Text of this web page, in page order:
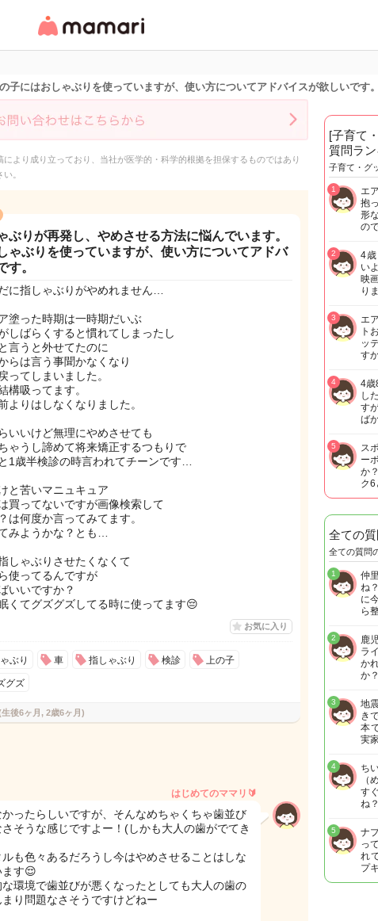
リ・情報サイト
にはおしゃぶりを使っていますが、使い方についてアドバイスが欲しいです。
より成り立っており、当社が医学的・科学的根拠を担保するものではあり
。
ぶりが再発し、やめさせる方法に悩んでいます。
ゃぶりを使っていますが、使い方についてアドバ
す。
に指しゃぶりがやめれません…
塗った時期は一時期だいぶ
しばらくすると慣れてしまったし
言うと外せてたのに
らは言う事聞かなくなり
ってしまいました。
構吸ってます。
よりはしなくなりました。
いいけど無理にやめさせても
ゃうし諦めて将来矯正するつもりで
1歳半検診の時言われてチーンです…
と苦いマニュキュア
買ってないですが画像検索して
は何度か言ってみてます。
みようかな？とも…
しゃぶりさせたくなくて
使ってるんですが
いいですか？
くてグズグズしてる時に使ってます😔
お気に入り
ぶり 車 指しゃぶり 検診 上の子
グズ
生後6ヶ月, 2歳6ヶ月)
はじめてのママリ🔰
ったらしいですが、そんなめちゃくちゃ歯並び
そうな感じですよー！(しかも大人の歯がでてき
も色々あるだろうし今はやめさせることはしな
ます😌
環境で歯並びが悪くなったとしても大人の歯の
り問題なさそうですけどねー
[子育て
質問ラ
子育て・グ
エ
抱
形
の
1
4
い
映
り
2
エ
ト
ッ
す
3
4歳
し
す
ば
4
ス
ー
か
ク
5
全ての
全ての質問
仲
ね
に
ら
1
鹿
ラ
か
か
2
地
き
本
実
3
ち
（
す
ね
4
ナ
っ
れ
プ
5